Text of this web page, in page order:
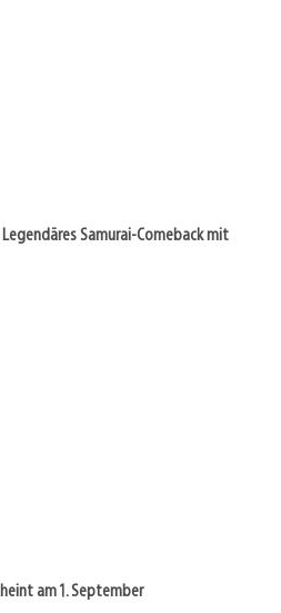
Samurai-Comeback mit
am 1. September